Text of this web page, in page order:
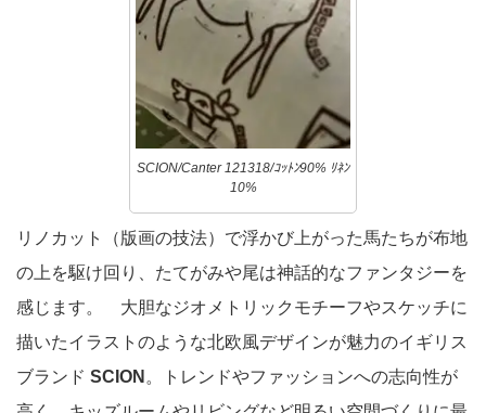
SCION/Canter 121318/ｺｯﾄﾝ90% ﾘﾈﾝ
10%
リノカット（版画の技法）で浮かび上がった馬たちが布地
の上を駆け回り、たてがみや尾は神話的なファンタジーを
感じます。 大胆なジオメトリックモチーフやスケッチに
描いたイラストのような北欧風デザインが魅力のイギリス
ブランド SCION 。トレンドやファッションへの志向性が